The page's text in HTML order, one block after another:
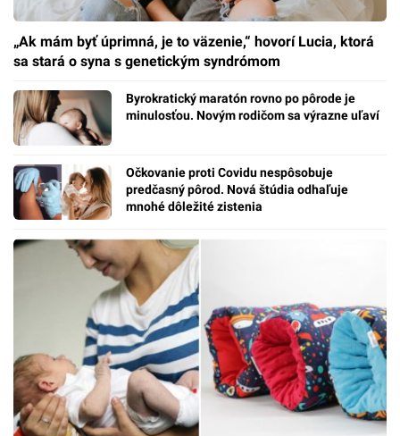
„Ak mám byť úprimná, je to väzenie,“ hovorí Lucia, ktorá
sa stará o syna s genetickým syndrómom
Byrokratický maratón rovno po pôrode je
minulosťou. Novým rodičom sa výrazne uľaví
Očkovanie proti Covidu nespôsobuje
predčasný pôrod. Nová štúdia odhaľuje
mnohé dôležité zistenia